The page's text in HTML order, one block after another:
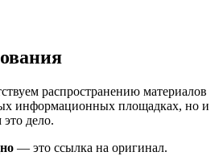
распространению материалов
информационных площадках, но и
дело.
— это ссылка на оригинал.